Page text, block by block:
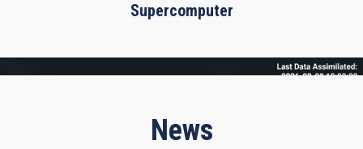
Supercomputer
News